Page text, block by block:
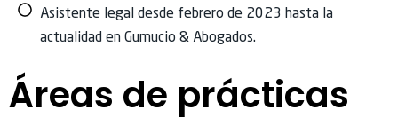
Asistente legal desde febrero de 2023 hasta la
actualidad en Gumucio & Abogados.
Áreas de prácticas